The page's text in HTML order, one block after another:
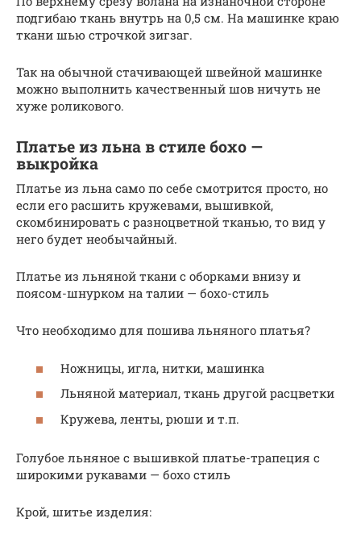
подгибаю ткань внутрь на 0,5 см. На машинке краю
ткани шью строчкой зигзаг.
Так на обычной стачивающей швейной машинке
можно выполнить качественный шов ничуть не
хуже роликового.
Платье из льна в стиле бохо —
выкройка
Платье из льна само по себе смотрится просто, но
если его расшить кружевами, вышивкой,
скомбинировать с разноцветной тканью, то вид у
него будет необычайный.
Платье из льняной ткани с оборками внизу и
поясом-шнурком на талии — бохо-стиль
Что необходимо для пошива льняного платья?
Ножницы, игла, нитки, машинка
Льняной материал, ткань другой расцветки
Кружева, ленты, рюши и т.п.
Голубое льняное с вышивкой платье-трапеция с
широкими рукавами — бохо стиль
Крой, шитье изделия: